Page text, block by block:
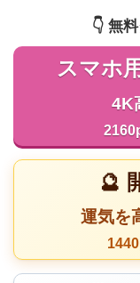
👇️ 無
スマホ
4K
🔮
運気を